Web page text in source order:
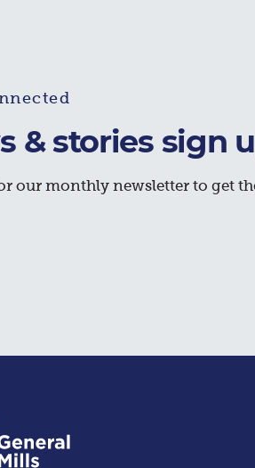
& stories sign
our monthly newsletter to get